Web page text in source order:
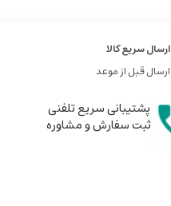
ارسال سریع کالا
ارسال قبل از موعد
پشتیبانی سریع تلفنی
ثبت سفارش و مشاوره